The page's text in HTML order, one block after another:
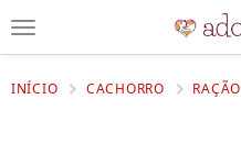
INÍCIO CACHORRO RAÇÃO